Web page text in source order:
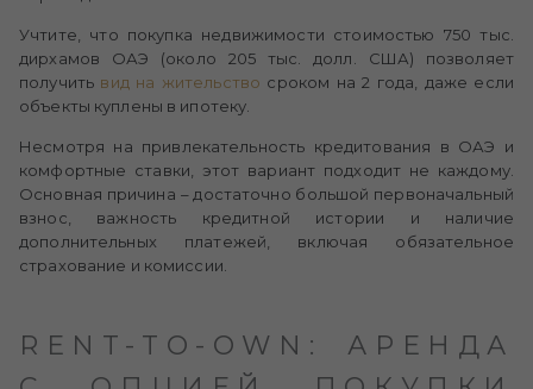
Учтите, что покупка недвижимости стоимостью 750 тыс.
дирхамов ОАЭ (около 205 тыс. долл. США) позволяет
получить вид на жительство сроком на 2 года, даже если
объекты куплены в ипотеку.
Несмотря на привлекательность кредитования в ОАЭ и
комфортные ставки, этот вариант подходит не каждому.
Основная причина – достаточно большой первоначальный
взнос, важность кредитной истории и наличие
дополнительных платежей, включая обязательное
страхование и комиссии.
RENT-TO-OWN: АРЕНДА